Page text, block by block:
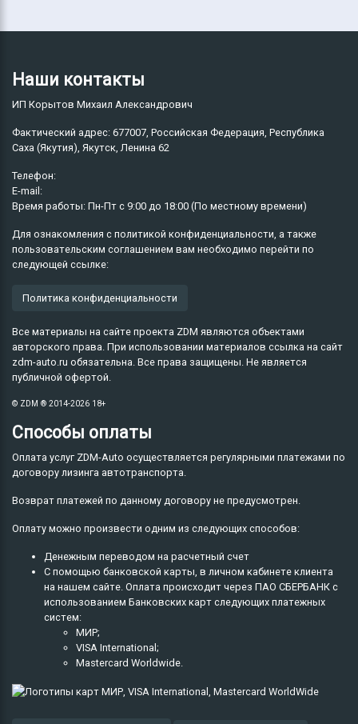
Наши контакты
ИП Корытов Михаил Александрович
Фактический адрес: 677007 Российская Федерация Республика
Саха (Якутия) Якутск Ленина 62
Телефон:
E-mail:
Время работы: Пн-Пт с 9:00 до 18:00 (По местному времени)
Для ознакомления с политикой конфиденциальности, а также
пользовательским соглашением вам необходимо перейти по
следующей ссылке:
Политика конфиденциальности
Все материалы на сайте проекта ZDM являются объектами
авторского права. При использовании материалов ссылка на сайт
zdm-auto.ru обязательна. Все права защищены. Не является
публичной офертой.
© ZDM ® 2014-2026 18+
Способы оплаты
Оплата услуг ZDM-Auto осуществляется регулярными платежами по
договору лизинга автотранспорта.
Возврат платежей по данному договору не предусмотрен.
Оплату можно произвести одним из следующих способов:
Денежным переводом на расчетный счет
С помощью банковской карты, в личном кабинете клиента
на нашем сайте. Оплата происходит через ПАО СБЕРБАНК с
использованием Банковских карт следующих платежных
систем:
МИР;
VISA International;
Mastercard Worldwide.